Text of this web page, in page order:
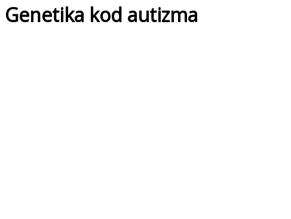
Genetika kod autizma